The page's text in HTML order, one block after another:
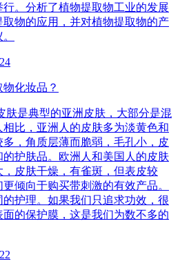
。分析了植物提取物工业的发展
物的应用，并对植物提取物的产
化妆品？
肤是典型的亚洲皮肤，大部分是混
比，亚洲人的皮肤多为淡黄色和
，角质层薄而脆弱，毛孔小，皮
护肤品。欧洲人和美国人的皮肤
皮肤干燥，有雀斑，但表皮较
倾向于购买带刺激的有效产品。
护理。如果我们只追求功效，很
的保护膜，这是我们为数不多的